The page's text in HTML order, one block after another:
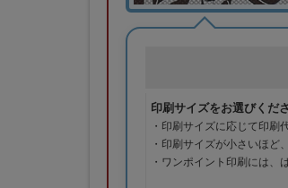
印刷サイズをお選びくだ
・印刷サイズに応じて印刷
・印刷サイズが小さいほど
・ワンポイント印刷には、